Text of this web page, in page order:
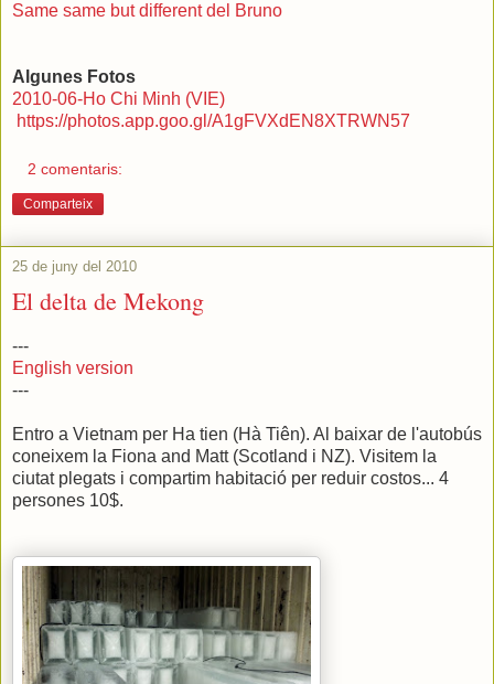
Same same but different del Bruno
Algunes Fotos
2010-06-Ho Chi Minh (VIE)
https://photos.app.goo.gl/A1gFVXdEN8XTRWN57
2 comentaris:
Comparteix
25 de juny del 2010
El delta de Mekong
---
English version
---
Entro a Vietnam per Ha tien (Hà Tiên). Al baixar de l'autobús
coneixem la Fiona and Matt (Scotland i NZ). Visitem la
ciutat plegats i compartim habitació per reduir costos... 4
persones 10$.